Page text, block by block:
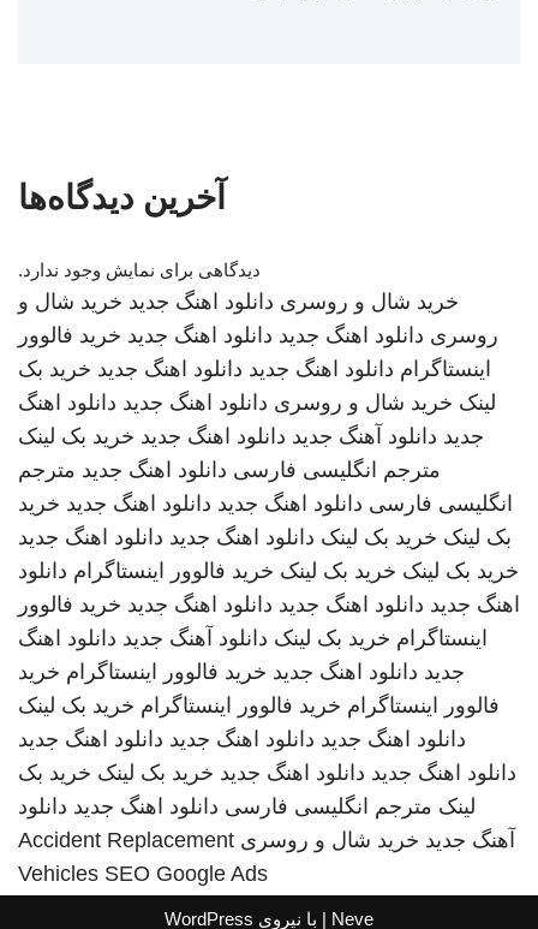
آخرین دیدگاه‌ها
دیدگاهی برای نمایش وجود ندارد.
خرید شال و روسری دانلود اهنگ جدید خرید شال و
روسری دانلود اهنگ جدید دانلود اهنگ جدید خرید فالوور
اینستاگرام دانلود اهنگ جدید دانلود اهنگ جدید خرید بک
لینک خرید شال و روسری دانلود اهنگ جدید دانلود اهنگ
جدید دانلود آهنگ جدید دانلود اهنگ جدید خرید بک لینک
مترجم انگلیسی فارسی دانلود اهنگ جدید مترجم
انگلیسی فارسی دانلود اهنگ جدید دانلود اهنگ جدید خرید
بک لینک خرید بک لینک دانلود اهنگ جدید دانلود اهنگ جدید
خرید بک لینک خرید بک لینک خرید فالوور اینستاگرام دانلود
اهنگ جدید دانلود اهنگ جدید دانلود اهنگ جدید خرید فالوور
اینستاگرام خرید بک لینک دانلود آهنگ جدید دانلود اهنگ
جدید دانلود اهنگ جدید خرید فالوور اینستاگرام خرید
فالوور اینستاگرام خرید فالوور اینستاگرام خرید بک لینک
دانلود اهنگ جدید دانلود اهنگ جدید دانلود اهنگ جدید
دانلود اهنگ جدید دانلود اهنگ جدید خرید بک لینک خرید بک
لینک مترجم انگلیسی فارسی دانلود اهنگ جدید دانلود
آهنگ جدید خرید شال و روسری Accident Replacement
Vehicles SEO Google Ads
Neve | با نیروی WordPress